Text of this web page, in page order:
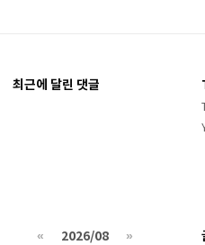
최근에 달린 댓글
« 2026/08 »